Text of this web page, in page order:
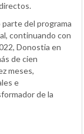
del programa
continuando con
Donostia en
de cien
meses,
e
de la